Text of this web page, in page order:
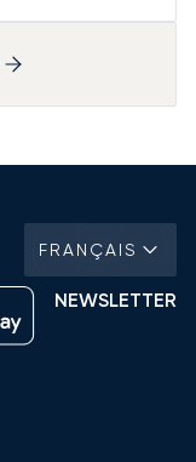
FRANÇAIS
NEWSLETTER